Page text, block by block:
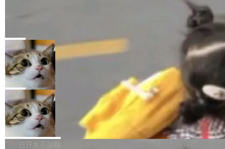
Harness 负责把能力落到真实环境中——调用工
具、读写文件、管理上下文、处理错误、完成闭
环。崔添翼招人的标...
理解、推理、生成与编辑，还仅以 8B-MoT 的轻
量大小，将能力推进到4K、更精细的真实质感、
更复杂的视觉控制和可持续迭代编辑。 相比 U
1，U1.5-Lite-Preview 在以下方向上带来了显著
提升： 原生支持4K图像生成； 更精细的局部纹
理、细节与真实世界质感； 更准确的中英文文字
生成与复杂版式组织； 更稳定的图...
nap。这次是 hwctl——一个用来检查 Ubuntu
硬件认证状态的命令行工具。 Canonical 工程师
Alan Griffiths 在邮件列表中说得很直白：「hwc
tl 是一个 Ubuntu 专有的包，它和它的依赖项都
是 Ubuntu 专有的，不会用在其他发行版上。」
所以 deb 版本的受众实际上为零。既然只有 Ub
untu 用户在用，那用 snap 打包就没什么可纠结
的。 从 deb 到 snap 的迁移路径 hwctl 是 rust-
hwlib 硬件 API 库的一部分，命令行工具负责查
局
Dario Amodei 担心新人来 Anthropic
只为金钱，不为使命
顶级 AI 研究员在两家公司之间来回跳，中间只
隔了几天。 Lilian Weng 上周刚宣布因健康原因
离开 Thinking Machines Lab，说自己作为联合
创始人的角色「太累了」。几天后，The Inform
ation 就曝出她将重回 OpenAI，负责递归自我
改进方向的研究。她是 Thinking Machines 过
局
FFmpeg 9.0 发布
FFmpeg 9.0 现已发布，包含多项改进。官方更
新日志列出的 9.0 版本主要更新内容如下： 扩
白开水不加糖